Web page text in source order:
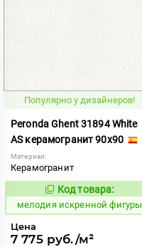
Популярно у дизайнеров!
Peronda Ghent 31894 White
AS керамогранит 90x90
Материал:
Керамогранит
957740
Код товара:
мелодия искренной фигуры
Цена
7 775 руб./м²